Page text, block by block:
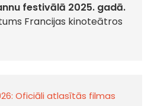
festivālā 2025. gadā.
Francijas kinoteātros
Oficiāli atlasītās filmas